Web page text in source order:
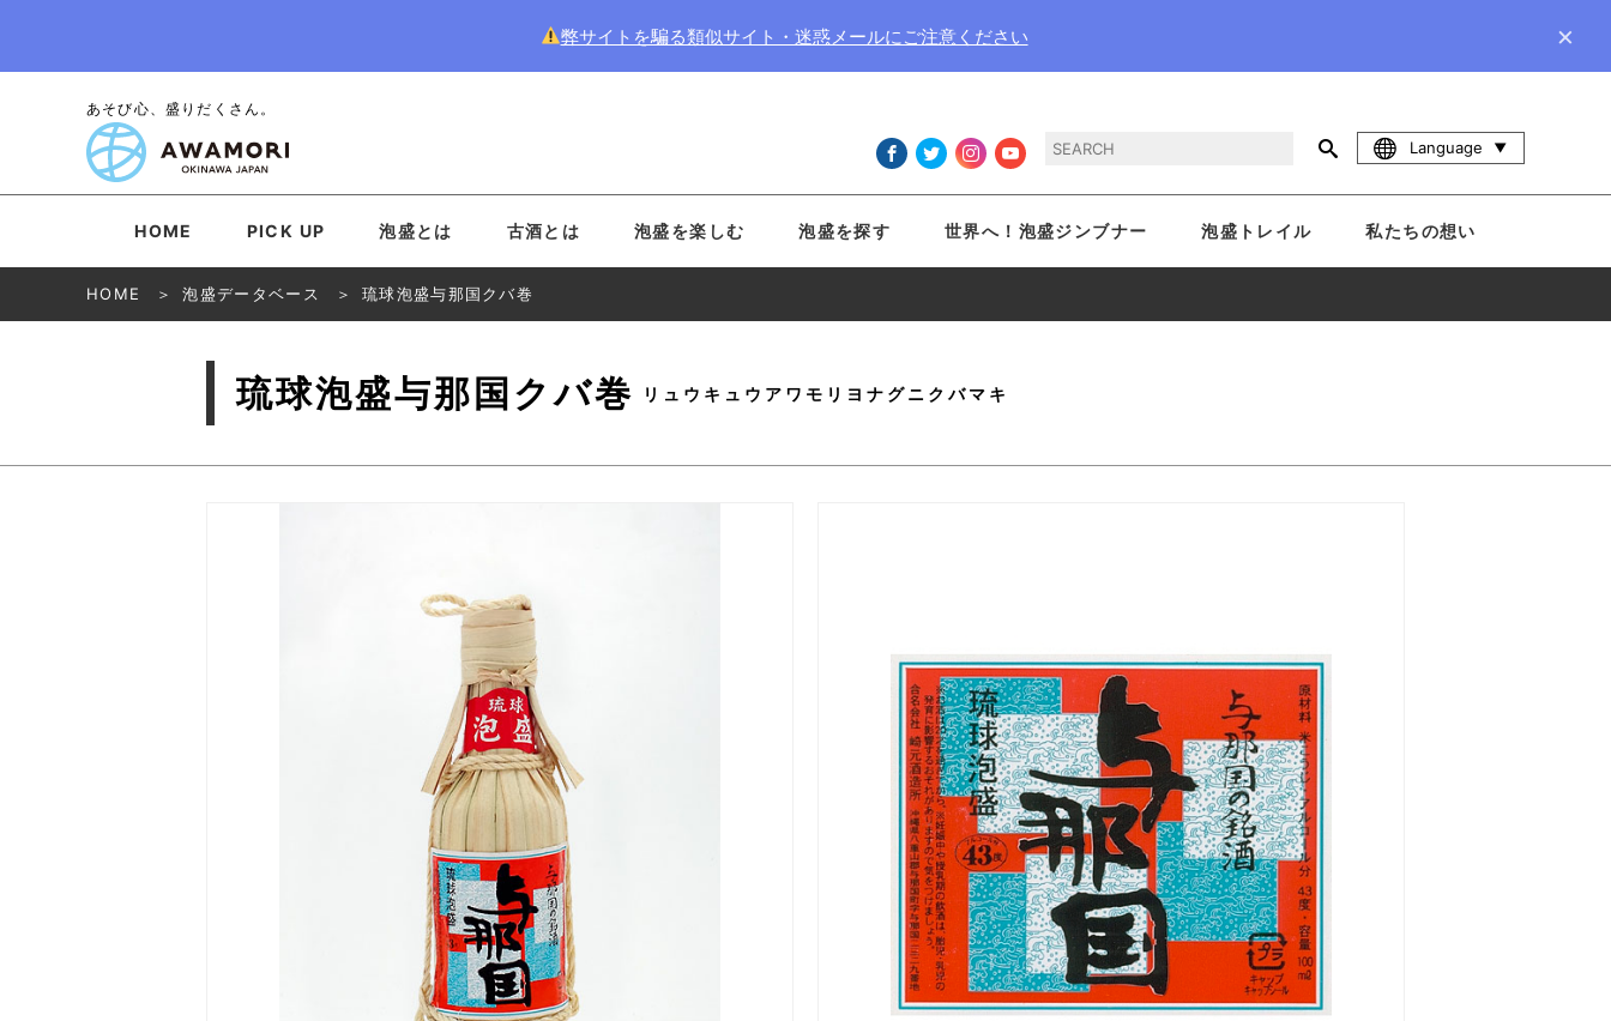
弊サイトを騙る類似サイト・迷惑メールにご注意ください ×
あそび心、盛りだくさん。
Language
HOME PICK UP 泡盛とは 古酒とは 泡盛を楽しむ 泡盛を探す 世界へ！泡盛ジンブナー 泡盛トレイル 私たちの想い
HOME 泡盛データベース 琉球泡盛与那国クバ巻
琉球泡盛与那国クバ巻 リュウキュウアワモリヨナグニクバマキ